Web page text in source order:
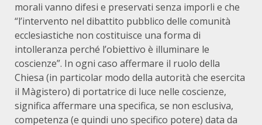
morali vanno difesi e preservati senza imporli e che
“l’intervento nel dibattito pubblico delle comunità
ecclesiastiche non costituisce una forma di
intolleranza perché l’obiettivo è illuminare le
coscienze”. In ogni caso affermare il ruolo della
Chiesa (in particolar modo della autorità che esercita
il Màgistero) di portatrice di luce nelle coscienze,
significa affermare una specifica, se non esclusiva,
competenza (e quindi uno specifico potere) data da